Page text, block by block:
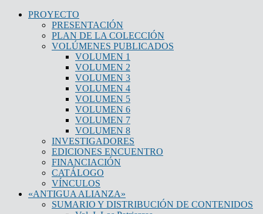
PROYECTO
PRESENTACIÓN
PLAN DE LA COLECCIÓN
VOLÚMENES PUBLICADOS
VOLUMEN 1
VOLUMEN 2
VOLUMEN 3
VOLUMEN 4
VOLUMEN 5
VOLUMEN 6
VOLUMEN 7
VOLUMEN 8
INVESTIGADORES
EDICIONES ENCUENTRO
FINANCIACIÓN
CATÁLOGO
VÍNCULOS
«ANTIGUA ALIANZA»
SUMARIO Y DISTRIBUCIÓN DE CONTENIDOS